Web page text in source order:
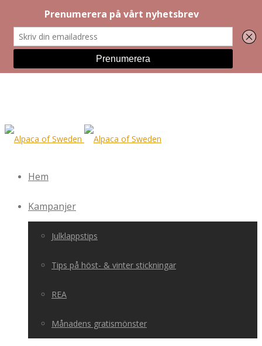
Hem
Kampanjer
Julklappstips
Tips på höst- & vinter stickningar
REA
Månadens gratismönster